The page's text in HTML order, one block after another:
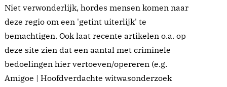
Niet verwonderlijk, hordes mensen komen naar
deze regio om een 'getint uiterlijk' te
bemachtigen. Ook laat recente artikelen o.a. op
deze site zien dat een aantal met criminele
bedoelingen hier vertoeven/opereren (e.g.
Amigoe | Hoofdverdachte witwasonderzoek